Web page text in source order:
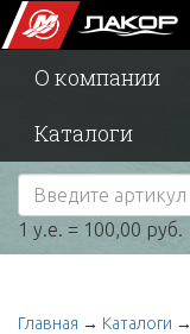
О компании
Каталоги
1 у.е. = 100,00 руб.
Главная → Каталоги →